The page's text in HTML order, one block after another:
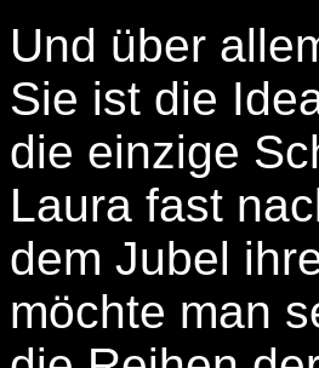
Und über
Sie ist die
die einzige
Laura fast
dem Jubel
möchte man